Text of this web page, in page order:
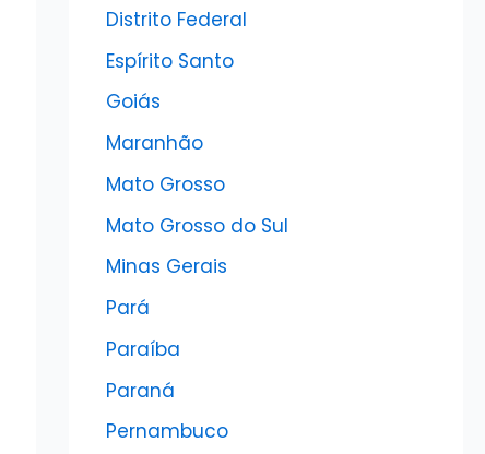
Distrito Federal
Espírito Santo
Goiás
Maranhão
Mato Grosso
Mato Grosso do Sul
Minas Gerais
Pará
Paraíba
Paraná
Pernambuco